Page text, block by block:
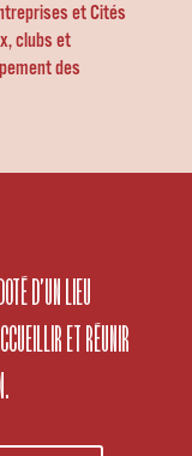
et Cités
clubs et
des
D’UN LIEU
ET RÉUNIR